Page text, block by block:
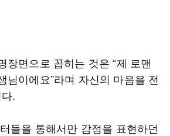
장면으로 꼽히는 것은 “제 로맨
님이에요”라며 자신의 마음을 전
.
들을 통해서만 감정을 표현하던